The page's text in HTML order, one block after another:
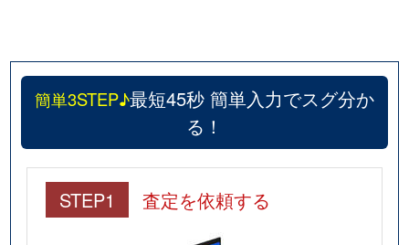
簡単3STEP♪最短45秒 簡単入力でスグ分か
る！
STEP1 査定を依頼する